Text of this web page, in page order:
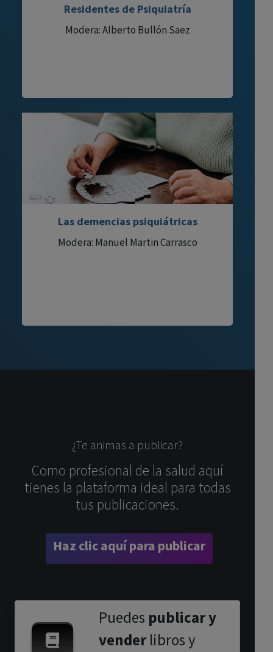
Residentes de Psiquiatría
Modera: Alberto Bullón Saez
Las demencias psiquiátricas
Modera: Manuel Martin Carrasco
¿Te animas a publicar?
Como profesional de la salud aquí
tienes la plataforma ideal para todas
tus publicaciones.
Haz clic aquí para publicar
Puedes publicar y
venderlibros y